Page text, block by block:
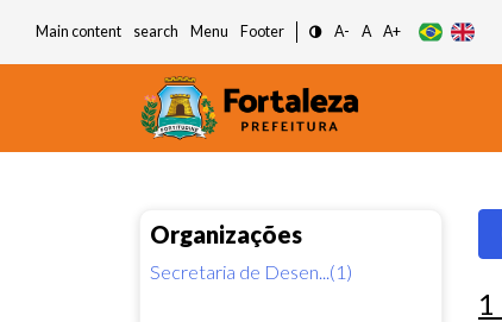
Main content search Menu Footer A- A A+
Organizações
Secretaria de Desen...(1)
1